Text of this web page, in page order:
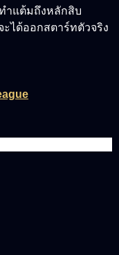
ทำแต้มถึงหลักสิบ
ได้ออกสตาร์ทตัวจริง